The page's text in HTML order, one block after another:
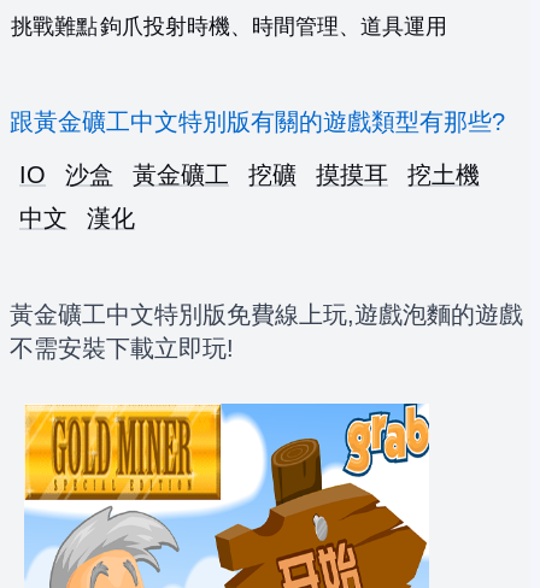
挑戰難點鉤爪投射時機、時間管理、道具運用
跟黃金礦工中文特別版有關的遊戲類型有那些?
IO
沙盒 黃金礦工 挖礦 摸摸耳
挖土機
中文
漢化
黃金礦工中文特別版免費線上玩,遊戲泡麵的遊戲
不需安裝下載立即玩!